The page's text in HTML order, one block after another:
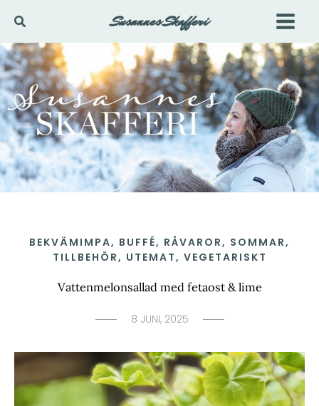
innehåll
Sök Susannes Skafferi
BEKVÄMIMPA, BUFFÉ, RÅVAROR, SOMMAR,
TILLBEHÖR, UTEMAT, VEGETARISKT
Vattenmelonsallad med fetaost & lime
8 JUNI, 2025